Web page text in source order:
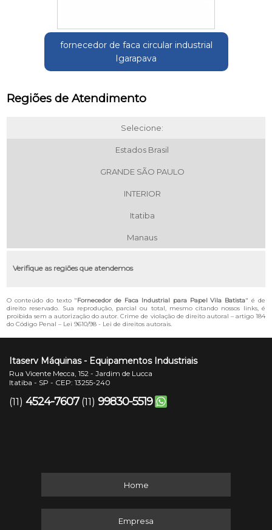
fornecedor de faca circular industrial
Igarapava
Regiões de Atendimento
Selecione:
Estados Brasil
GRANDE SÃO PAULO
INTERIOR
Itatiba
Manaus
Verifique as regiões que atendemos
O conteúdo do texto "Fornecedor de Faca Industrial para Papel Vila Batista" é de
direito reservado. Sua reprodução, parcial ou total, mesmo citando nossos links, é
proibida sem a autorização do autor. Crime de violação de direito autoral – artigo 184
do Código Penal – Lei 9610/98 - Lei de direitos autorais.
Itaserv Máquinas - Equipamentos Industriais
Rua Vicente Mecca, 152 - Jardim de Lucca
Itatiba - SP - CEP: 13255-240
(11) 4524-7607 (11) 99830-5519
Home
Empresa